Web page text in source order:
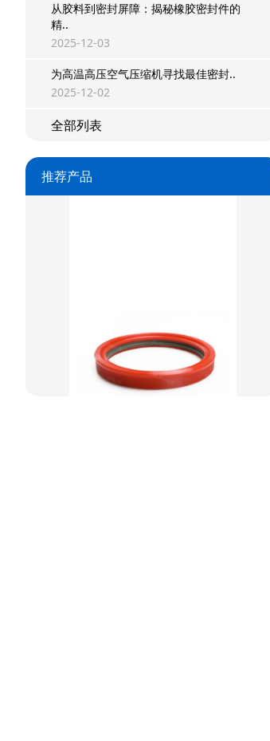
从胶料到密封屏障：揭秘橡胶密封件的
精..
2025-12-03
为高温高压空气压缩机寻找最佳密封..
2025-12-02
全部列表
推荐产品
星型双O组合
组合密封
重载阶梯组合
星型双O组合
阶梯组合封